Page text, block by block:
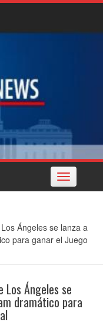
Toggle
navigation
Ángeles se lanza a
para ganar el Juego
Los Ángeles se
dramático para